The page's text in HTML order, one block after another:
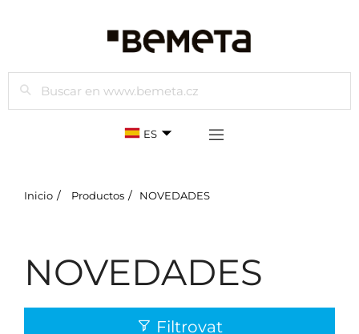
Buscar
ES
Inicio Productos NOVEDADES
NOVEDADES
Filtrovat